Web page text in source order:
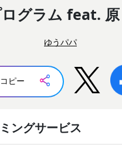
ログラム feat.
ゆうパパ
ピー
ングサービス